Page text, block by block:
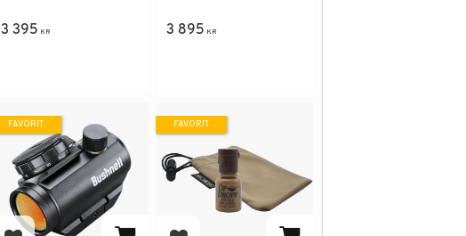
3 395 KR 3 895 KR
FAVORIT FAVORIT